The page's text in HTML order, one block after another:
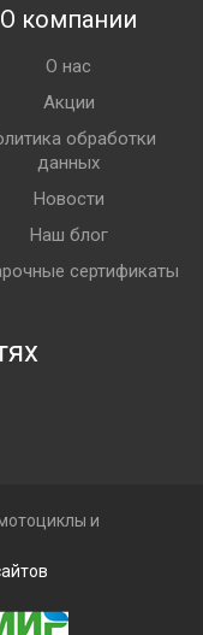
О компании
О нас
Акции
обработки
данных
Новости
Наш блог
сертификаты
и